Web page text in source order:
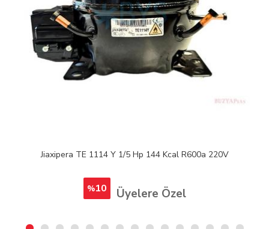
Jiaxipera TE 1114 Y 1/5 Hp 144 Kcal R600a 220V
%10 Üyelere Özel